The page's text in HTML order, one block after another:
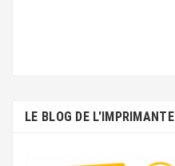
LE BLOG DE L'IMPRIMANTE